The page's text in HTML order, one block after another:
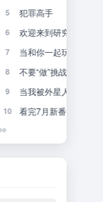
295.2万
815万
609.3万
190.9万
331.7万
看完7月新番，我走火入魔！浑身燥热！【泛式】 162.3万